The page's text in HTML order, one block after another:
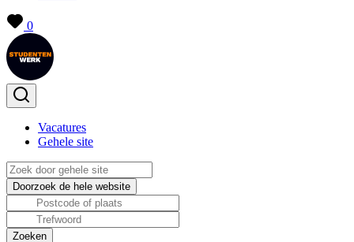
0
Vacatures
Gehele site